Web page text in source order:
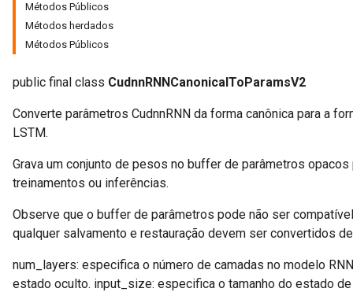
Métodos Públicos
Métodos herdados
Métodos Públicos
public final class CudnnRNNCanonicalToParamsV2
Converte parâmetros CudnnRNN da forma canônica para a
LSTM.
Grava um conjunto de pesos no buffer de parâmetros
treinamentos ou inferências.
Observe que o buffer de parâmetros pode não ser
qualquer salvamento e restauração devem ser convertidos
num_layers: especifica o número de camadas no modelo
estado oculto. input_size: especifica o tamanho do estado